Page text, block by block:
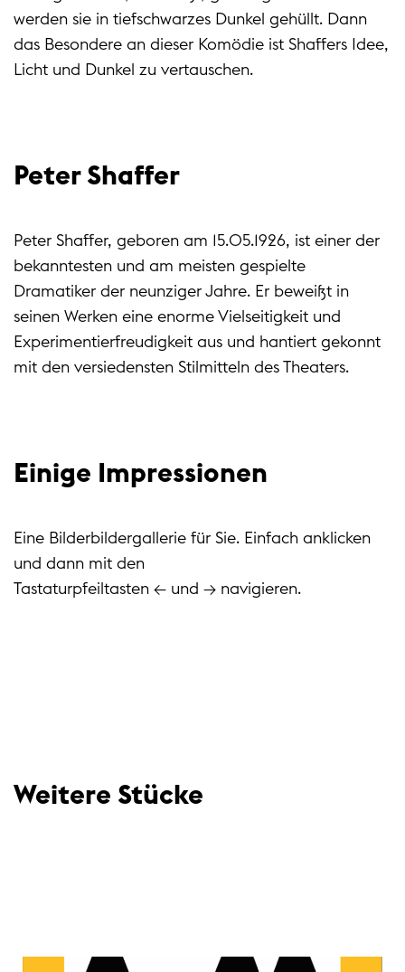
werden sie in tiefschwarzes Dunkel gehüllt. Dann
das Besondere an dieser Komödie ist Shaffers Idee,
Licht und Dunkel zu vertauschen.
Peter Shaffer
Peter Shaffer, geboren am 15.05.1926, ist einer der
bekanntesten und am meisten gespielte
Dramatiker der neunziger Jahre. Er beweißt in
seinen Werken eine enorme Vielseitigkeit und
Experimentierfreudigkeit aus und hantiert gekonnt
mit den versiedensten Stilmitteln des Theaters.
Einige Impressionen
Eine Bilderbildergallerie für Sie. Einfach anklicken
und dann mit den
Tastaturpfeiltasten ← und → navigieren.
Weitere Stücke